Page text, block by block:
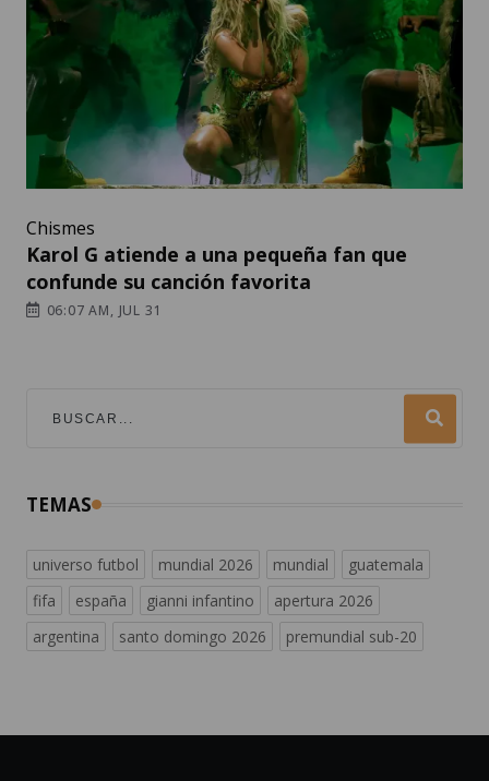
Chismes
Karol G atiende a una pequeña fan que
confunde su canción favorita
06:07 AM, JUL 31
TEMAS
universo futbol mundial 2026 mundial
guatemala
fifa
españa gianni infantino
apertura 2026
argentina
santo domingo 2026 premundial sub-20